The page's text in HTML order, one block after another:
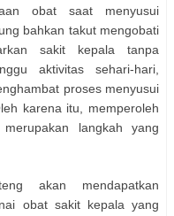
obat saat menyusui
bahkan takut mengobati
sakit kepala tanpa
aktivitas sehari-hari,
proses menyusui
karena itu, memperoleh
langkah yang
akan mendapatkan
obat sakit kepala yang